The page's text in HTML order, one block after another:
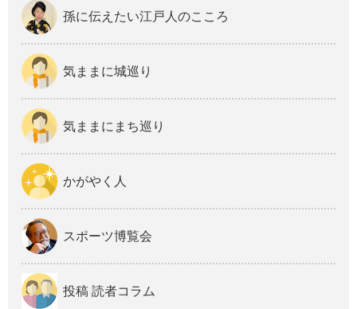
孫に伝えたい江戸人のこころ
気ままに城巡り
気ままにまち巡り
かがやく人
スポーツ博覧会
投稿 読者コラム